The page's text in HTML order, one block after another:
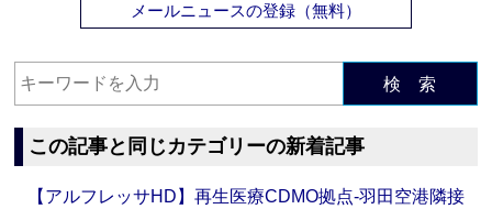
メールニュースの登録（無料）
検 索
この記事と同じカテゴリーの新着記事
【アルフレッサHD】再生医療CDMO拠点‐羽田空港隣接